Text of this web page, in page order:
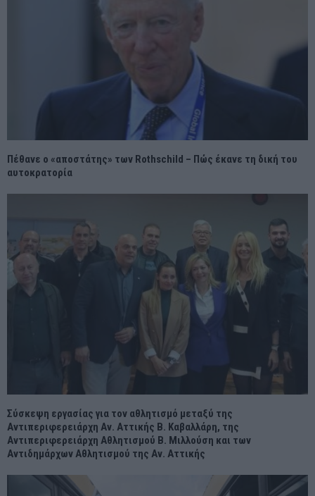
Πέθανε ο «αποστάτης» των Rothschild – Πώς έκανε τη δική του
αυτοκρατορία
Σύσκεψη εργασίας για τον αθλητισμό μεταξύ της
Αντιπεριφερειάρχη Αν. Αττικής Β. Καβαλλάρη, της
Αντιπεριφερειάρχη Αθλητισμού Β. Μιλλούση και των
Aντιδημάρχων Αθλητισμού της Αν. Αττικής